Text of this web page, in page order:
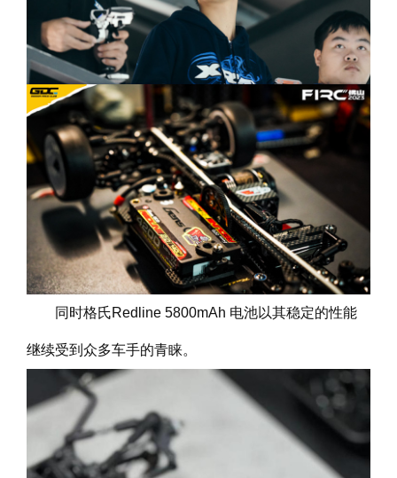
同时格氏Redline 5800mAh 电池以其稳定的性能
继续受到众多车手的青睐。